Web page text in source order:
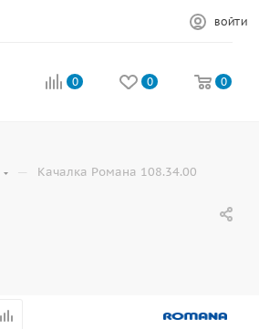
ВОЙТИ
0 0 0
— Качалка Романа 108.34.00